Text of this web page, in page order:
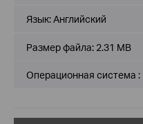
Язык:Английский
Размер файла: 2.31 MB
Операционная система :